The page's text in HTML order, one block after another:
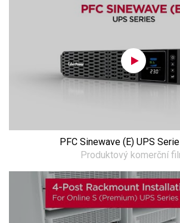
PFC Sinewave (E) UPS
Produktový komerční